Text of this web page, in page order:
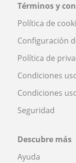
Términos y
Política de
Configuración
Política de
Condiciones
Condiciones
Seguridad
Descubre más
Ayuda